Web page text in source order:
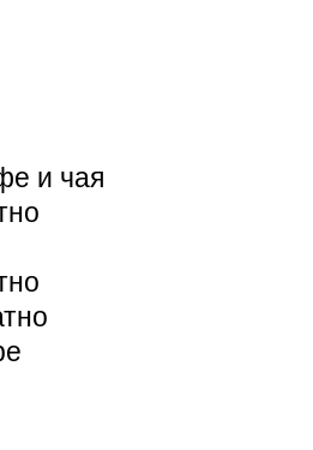
и чая